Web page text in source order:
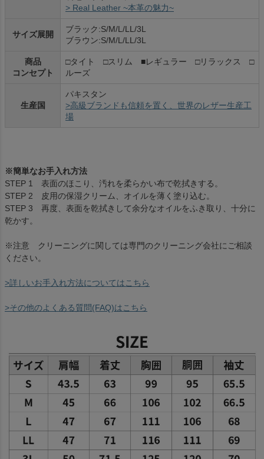
> Real Leather ~本革の魅力~
サイズ展開
ブラック:S/M/L/LL/3L
ブラウン:S/M/L/LL/3L
商品
コンセプト
□タイト □スリム ■レギュラー □リラックス □
ルーズ
生産国
パキスタン
>高級ブランドも信頼を置く、世界のレザー生産工
場
※簡単なお手入れ方法
STEP 1 表面のほこり、汚れを柔らかい布で乾拭きする。
STEP 2 皮用の保湿クリーム、オイルを薄く塗り込む。
STEP 3 再度、表面を乾拭きして余分なオイルをふき取り、十分に
乾かす。
※注意 クリーニングに関しては専門のクリーニング会社にご相談
ください。
>詳しいお手入れ方法についてはこちら
>その他のよくある質問(FAQ)はこちら